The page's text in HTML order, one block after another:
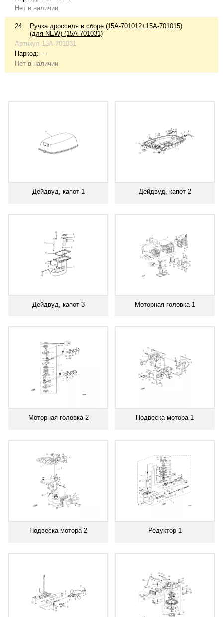
Нет в наличии
24.
Ручка дросселя в сборе (15A-701012+15A-701015)
(для NEW) (15A-701031)
Артикул 15A-701031
Паркод: —
Нет в наличии
Дейдвуд, капот 1 Дейдвуд, капот 2
Дейдвуд, капот 3 Моторная головка 1
Моторная головка 2 Подвеска мотора 1
Подвеска мотора 2 Редуктор 1